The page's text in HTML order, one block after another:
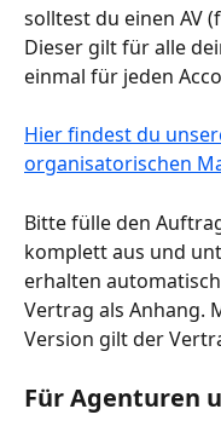
solltest du einen AV
Dieser gilt für alle
einmal für jeden
Hier findest du
organisatorischen
Bitte fülle den
komplett aus und
erhalten
Vertrag als Anhang.
Version gilt der
Für Agenturen